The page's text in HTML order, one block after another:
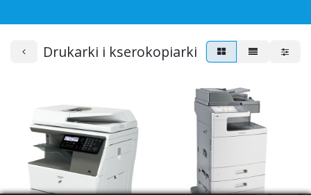
Drukarki i kserokopiarki